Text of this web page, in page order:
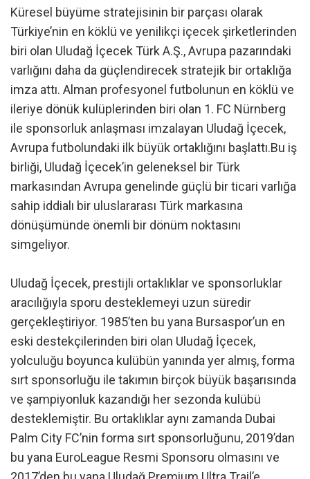
Küresel büyüme stratejisinin bir parçası olarak
Türkiye’nin en köklü ve yenilikçi içecek şirketlerinden
biri olan Uludağ İçecek Türk A.Ş., Avrupa pazarındaki
varlığını daha da güçlendirecek stratejik bir ortaklığa
imza attı. Alman profesyonel futbolunun en köklü ve
ileriye dönük kulüplerinden biri olan 1. FC Nürnberg
ile sponsorluk anlaşması imzalayan Uludağ İçecek,
Avrupa futbolundaki ilk büyük ortaklığını başlattı.Bu iş
birliği, Uludağ İçecek’in geleneksel bir Türk
markasından Avrupa genelinde güçlü bir ticari varlığa
sahip iddialı bir uluslararası Türk markasına
dönüşümünde önemli bir dönüm noktasını
simgeliyor.
Uludağ İçecek, prestijli ortaklıklar ve sponsorluklar
aracılığıyla sporu desteklemeyi uzun süredir
gerçekleştiriyor. 1985’ten bu yana Bursaspor’un en
eski destekçilerinden biri olan Uludağ İçecek,
yolculuğu boyunca kulübün yanında yer almış, forma
sırt sponsorluğu ile takımın birçok büyük başarısında
ve şampiyonluk kazandığı her sezonda kulübü
desteklemiştir. Bu ortaklıklar aynı zamanda Dubai
Palm City FC’nin forma sırt sponsorluğunu, 2019’dan
bu yana EuroLeague Resmi Sponsoru olmasını ve